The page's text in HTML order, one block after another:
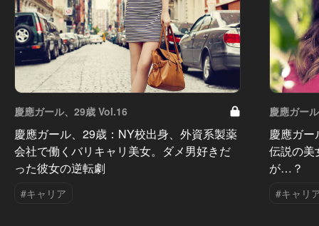
慶應ガール、29歳 Vol.16
慶應ガール、29歳：NY校出身、外資系製薬
会社で働くバリキャリ美女。ダメ男好きだ
った彼女の逆転劇
#キャリア
慶應ガー
慶應ガ
伝説の美
が…？
#キャリ